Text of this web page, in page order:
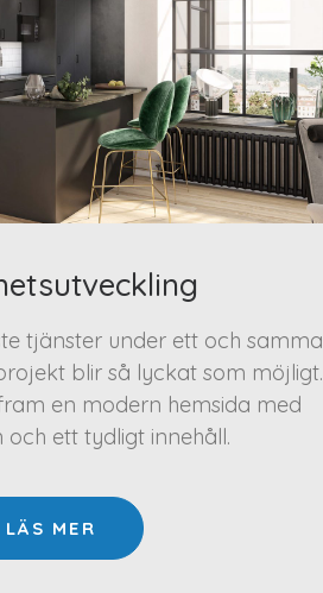
tjänster under ett och samma
blir så lyckat som möjligt.
en modern hemsida med
och ett tydligt innehåll.
LÄS MER